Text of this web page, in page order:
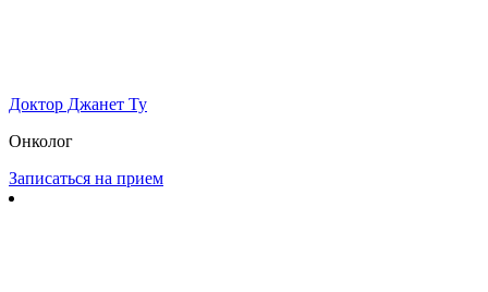
Доктор Джанет Ту
Онколог
Записаться на прием